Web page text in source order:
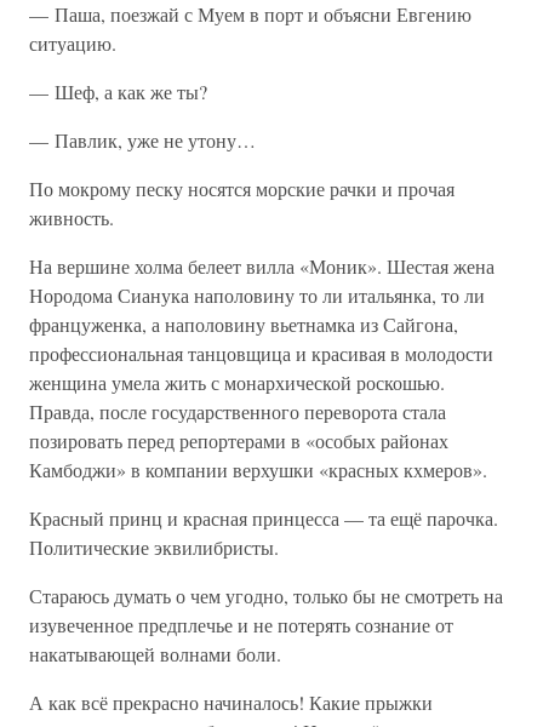
— Паша, поезжай с Муем в порт и объясни Евгению
ситуацию.
— Шеф, а как же ты?
— Павлик, уже не утону…
По мокрому песку носятся морские рачки и прочая
живность.
На вершине холма белеет вилла «Моник». Шестая жена
Нородома Сианука наполовину то ли итальянка, то ли
француженка, а наполовину вьетнамка из Сайгона,
профессиональная танцовщица и красивая в молодости
женщина умела жить с монархической роскошью.
Правда, после государственного переворота стала
позировать перед репортерами в «особых районах
Камбоджи» в компании верхушки «красных кхмеров».
Красный принц и красная принцесса — та ещё парочка.
Политические эквилибристы.
Стараюсь думать о чем угодно, только бы не смотреть на
изувеченное предплечье и не потерять сознание от
накатывающей волнами боли.
А как всё прекрасно начиналось! Какие прыжки